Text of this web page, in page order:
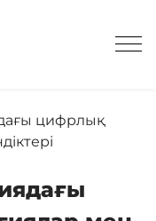
цифрлық